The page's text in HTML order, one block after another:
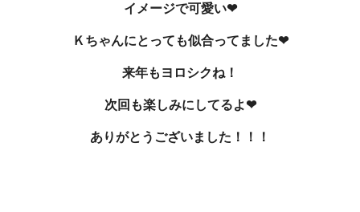
イメージで可愛い❤
Ｋちゃんにとっても似合ってました❤
来年もヨロシクね！
次回も楽しみにしてるよ❤
ありがとうございました！！！